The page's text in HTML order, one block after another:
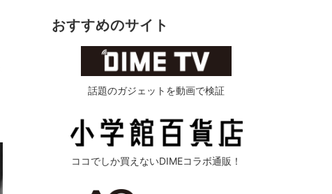
おすすめのサイト
話題のガジェットを動画で検証
ココでしか買えないDIMEコラボ通販！